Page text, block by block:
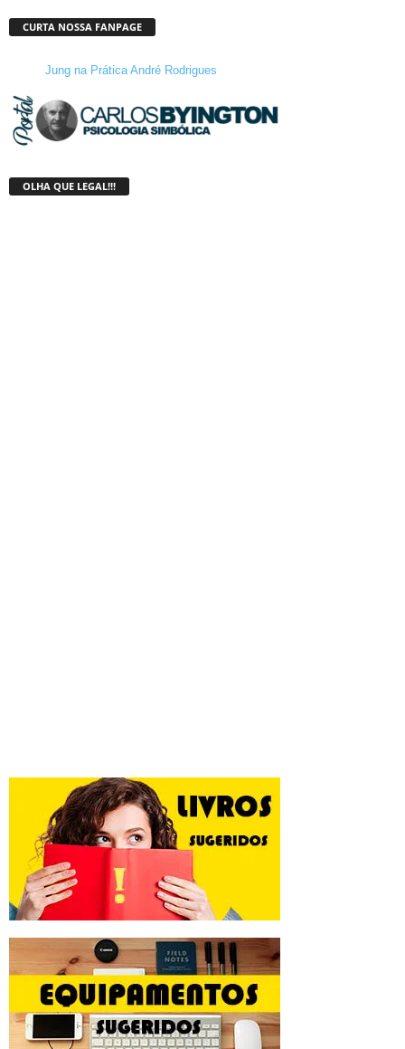
CURTA NOSSA FANPAGE
Jung na Prática André Rodrigues
OLHA QUE LEGAL!!!